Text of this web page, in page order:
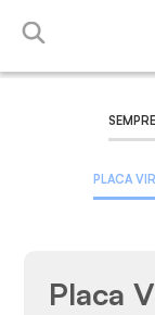
Pular para o
PLACA
Placa